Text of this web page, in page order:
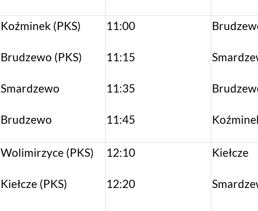
Koźminek (PKS)
Brudzewo (PKS)
Smardzewo
Brudzewo
11:00
11:15
11:35
11:45
Wolimirzyce (PKS)
Kiełcze (PKS)
12:10
12:20
Kiełcze